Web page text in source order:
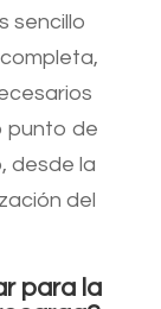
sencillo
punto de
desde la
del
para la